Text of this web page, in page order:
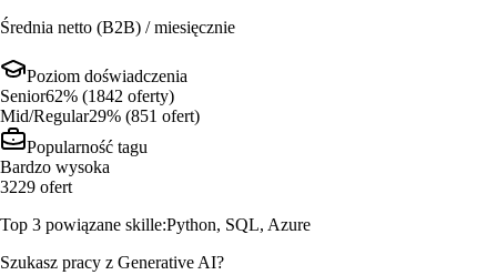
Średnia netto (B2B) / miesięcznie
Poziom doświadczenia
Senior62% (1842 oferty)
Mid/Regular29% (851 ofert)
Popularność tagu
Bardzo wysoka
3229 ofert
Top 3 powiązane skille:Python, SQL, Azure
Szukasz pracy z Generative AI?